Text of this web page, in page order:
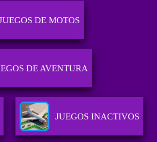
DE MOTOS
DE AVENTURA
JUEGOS INACTIVOS